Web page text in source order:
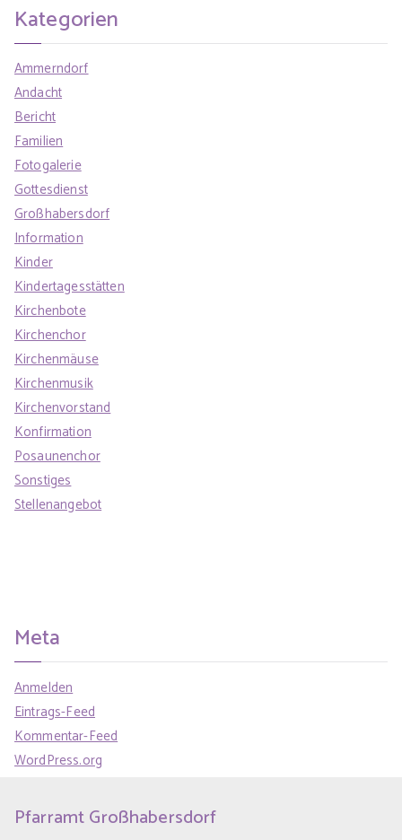
Kategorien
Ammerndorf
Andacht
Bericht
Familien
Fotogalerie
Gottesdienst
Großhabersdorf
Information
Kinder
Kindertagesstätten
Kirchenbote
Kirchenchor
Kirchenmäuse
Kirchenmusik
Kirchenvorstand
Konfirmation
Posaunenchor
Sonstiges
Stellenangebot
Meta
Anmelden
Eintrags-Feed
Kommentar-Feed
WordPress.org
Pfarramt Großhabersdorf